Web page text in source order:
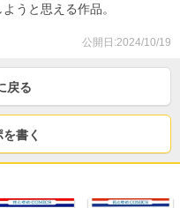
うと思える作品。
公開日:2024/10/19
戻る
書く